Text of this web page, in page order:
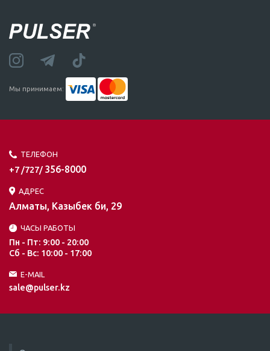
Мы принимаем:
ТЕЛЕФОН
+7 /727/ 356-8000
АДРЕС
Алматы, Казыбек би, 29
ЧАСЫ РАБОТЫ
Пн - Пт: 9:00 - 20:00
Сб - Вс: 10:00 - 17:00
E-MAIL
sale@pulser.kz